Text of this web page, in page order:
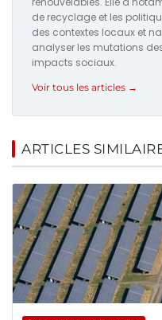
de recyclage et les
des contextes locaux et
analyser les mutations
impacts sociaux.
Voir tous les articles →
ARTICLES